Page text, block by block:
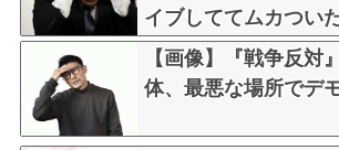
イブしててムカつい
かった」←コレって
【画像】『戦争反対
体、最悪な場所でデ